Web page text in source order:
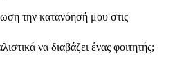
την κατανόησή μου στις
να διαβάζει ένας φοιτητής;